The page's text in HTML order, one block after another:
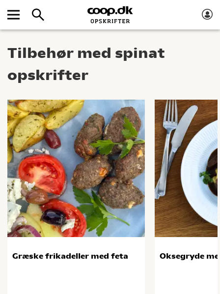
Tilbehør med spinat
opskrifter
Græske frikadeller med feta Oksegryde